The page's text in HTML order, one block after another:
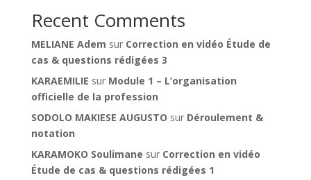
Recent Comments
MELIANE Adem sur Correction en vidéo Étude de
cas & questions rédigées 3
KARAEMILIE sur Module 1 – L’organisation
officielle de la profession
SODOLO MAKIESE AUGUSTO sur Déroulement &
notation
KARAMOKO Soulimane sur Correction en vidéo
Étude de cas & questions rédigées 1